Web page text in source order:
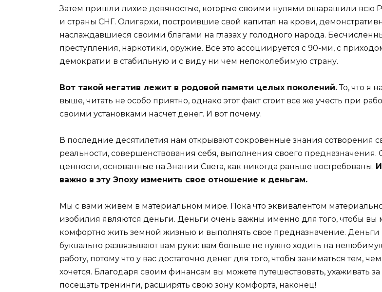
Затем пришли лихие девяностые, которые своими нулями ошарашили всю
и страны СНГ. Олигархи, построившие свой капитал на крови,
наслаждавшиеся своими благами на глазах у голодного народа.
преступления, наркотики, оружие. Все это ассоциируется с 90-ми, с
демократии в стабильную и с виду ни чем непоколебимую страну.
Вот такой негатив лежит в родовой памяти целых поколений.То, что я
выше, читать не особо приятно, однако этот факт стоит все же учесть при
своими установками насчет денег. И вот почему.
В последние десятилетия нам открывают сокровенные знания сотворения
реальности, совершенствования себя, выполнения своего предназначения.
ценности, основанные на Знании Света, как никогда раньше востребованы.
важно в эту Эпоху изменить свое отношение к деньгам.
Мы с вами живем в материальном мире. Пока что эквивалентом
изобилия являются деньги. Деньги очень важны именно для того, чтобы вы
комфортно жить земной жизнью и выполнять свое предназначение. Деньги
буквально развязывают вам руки: вам больше не нужно ходить на
работу, потому что у вас достаточно денег для того, чтобы заниматься тем, чем
хочется. Благодаря своим финансам вы можете путешествовать, ухаживать за
посещать тренинги, расширять свою зону комфорта, наконец!